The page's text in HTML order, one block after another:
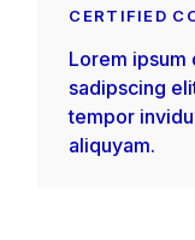
CERTIFIED
Lorem ipsum
sadipscing
tempor
aliquyam.